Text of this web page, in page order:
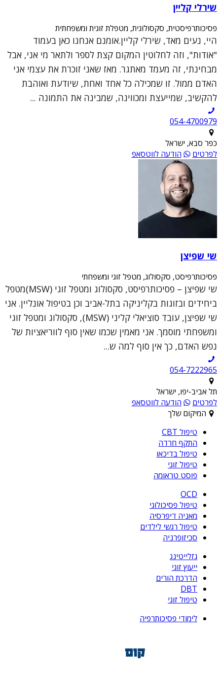
שירלי קליין
פסיכותרפיסטית, סקסולוגית, מטפלת זוגית ומשפחתית
היי, נעים מאד, שירלי קליין.אומנם אנחנו כאן בעמוד
"אודות", וזה לחלוטין המקום קצת לספר ולתאר מי אני, אבל
מבחינתי, זה מעמד מאתגר. מאז שאני זוכרת את עצמי אני
האדם ממול. זו שמכילה כל אחד ואחת, שיודעת ואוהבת
להקשיב, שמייעצת ומכווינה, שמבינה את התמונה ...
054-4700979
כפר סבא, ישראל
לפרטים
הודעה לווטסאפ
שי שפיצן
פסיכותרפיסט, סקסולוג, מטפל זוגי ומשפחתי
שי שפיצן – פסיכותרפיסט, סקסולוג ומטפל זוגי (MSW)מטפל
ביחידים ובזוגות בקליניקה בתל-אביב וכן בטיפול אונליין. אני
שי שפיצן, עובד סוציאלי קליני (MSW), סקסולוג ומטפל זוגי
ומשפחתי מוסמך. אני מאמין שכמו שאין סוף לווריאציות של
נפש האדם, כך אין סוף למה ש...
054-7222965
תל אביב-יפו, ישראל
לפרטים
הודעה לווטסאפ
המיקום שלך
טיפול CBT
התקף חרדה
טיפול בדיכאו
טיפול זוגי
פוסט טראומה
OCD
טיפול פסיכולוגי
מאניה דיפרסיה
טיפול רגשי לילדים
סכיזופרניה
גזלייטינג
ייעוץ זוגי
הדרכת הורים
DBT
טיפול זוגי
לימודי פסיכותרפיה